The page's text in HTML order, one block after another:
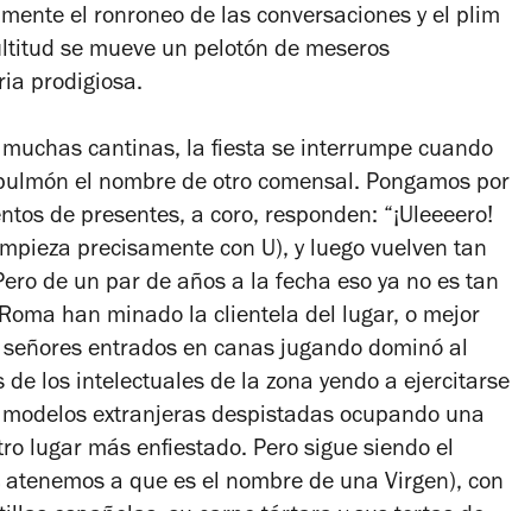
el ronroneo de las conversaciones y el plim
se mueve un pelotón de meseros
prodigiosa.
cantinas, la fiesta se interrumpe cuando
el nombre de otro comensal. Pongamos por
de presentes, a coro, responden: “¡Uleeeero!
precisamente con U), y luego vuelven tan
de un par de años a la fecha eso ya no es tan
han minado la clientela del lugar, o mejor
entrados en canas jugando dominó al
los intelectuales de la zona yendo a ejercitarse
extranjeras despistadas ocupando una
lugar más enfiestado. Pero sigue siendo el
a que es el nombre de una Virgen), con